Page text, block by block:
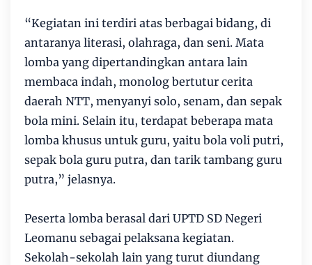
“Kegiatan ini terdiri atas berbagai bidang, di
antaranya literasi, olahraga, dan seni. Mata
lomba yang dipertandingkan antara lain
membaca indah, monolog bertutur cerita
daerah NTT, menyanyi solo, senam, dan sepak
bola mini. Selain itu, terdapat beberapa mata
lomba khusus untuk guru, yaitu bola voli putri,
sepak bola guru putra, dan tarik tambang guru
putra,” jelasnya.
Peserta lomba berasal dari UPTD SD Negeri
Leomanu sebagai pelaksana kegiatan.
Sekolah-sekolah lain yang turut diundang